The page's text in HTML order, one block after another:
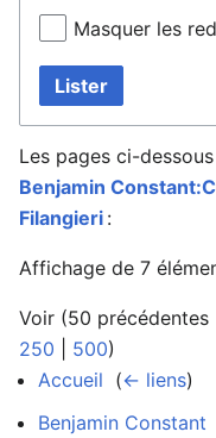
Masquer les
Lister
Les pages ci-
Benjamin
Filangieri :
Affichage de 7
Voir (50 précédentes
250
500)
Accueil (← liens)
Benjamin Constant